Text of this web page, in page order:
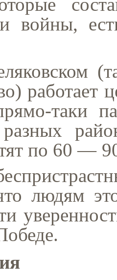
войны,
работает
таки
по 60 —
людям